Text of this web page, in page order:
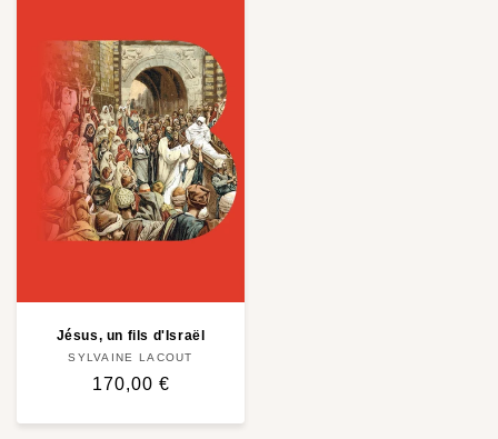
Jésus, un fils d'Israël
Distributeur :
SYLVAINE LACOUT
Prix
170,00 €